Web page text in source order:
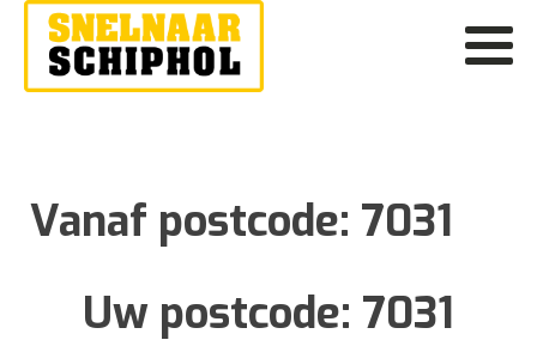
Vanaf postcode: 7031
Uw postcode: 7031